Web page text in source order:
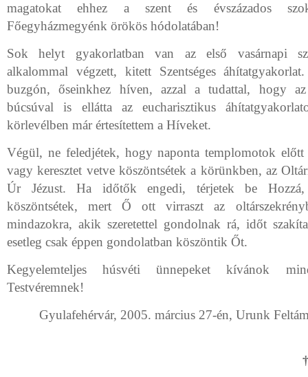
magatokat ehhez a szent és évszázados
Főegyházmegyénk örökös hódolatában!
Sok helyt gyakorlatban van az első vasárnapi
alkalommal végzett, kitett Szentséges
buzgón, őseinkhez híven, azzal a tudattal, hogy
búcsúval is ellátta az eucharisztikus
körlevélben már értesítettem a Híveket.
Végül, ne feledjétek, hogy naponta templomotok előtt
vagy keresztet vetve köszöntsétek a körünkben, az
Úr Jézust. Ha időtők engedi, térjetek be
köszöntsétek, mert Ő ott virraszt az
mindazokra, akik szeretettel gondolnak rá, időt
esetleg csak éppen gondolatban köszöntik Őt.
Kegyelemteljes húsvéti ünnepeket kívánok
Testvéremnek!
Gyulafehérvár, 2005. március 27-én, Urunk